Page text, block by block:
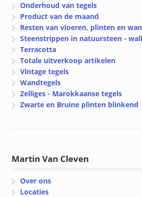
Onderhoud van tegels
Product van de maand
Resten van vloeren, plinten en
Steenstrippen in natuursteen -
Terracotta
Totale uitverkoop artikelen
Vintage tegels
Wandtegels
Zelliges - Marokkaanse tegels
Zwarte en Bruine plinten blinkend
Martin Van Cleven
Over ons
Locaties